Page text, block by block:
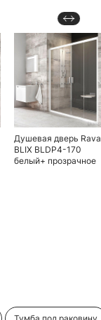
Душевая дверь
BLIX BLDP4-170
белый+ прозрачное